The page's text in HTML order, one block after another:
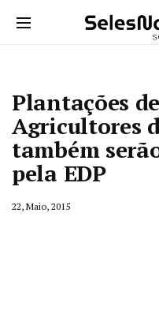
Plantações
Agricultores
também
pela EDP
22, Maio, 2015